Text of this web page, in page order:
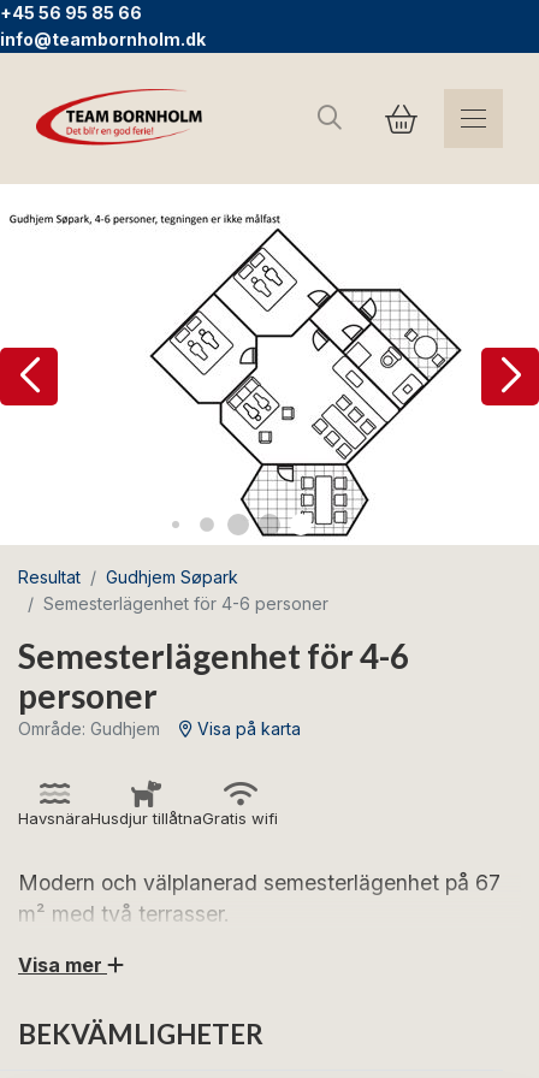
+45 56 95 85 66
info@teambornholm.dk
Sök
Resultat
Gudhjem Søpark
Semesterlägenhet för 4-6 personer
Semesterlägenhet för 4-6
personer
Område: Gudhjem Visa på karta
HavsnäraHusdjur tillåtnaGratis wifi
Modern och välplanerad semesterlägenhet på 67
m² med två terrasser.
Se fram emot härliga semesterdagar i denna trevliga
två terrasser som ger dig gott om sol under stora delar
Visa mer
BEKVÄMLIGHETER